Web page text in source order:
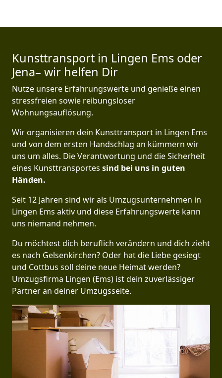
Kunsttransport in Lingen Ems oder
Jena– wir helfen Dir
Nutze unsere Erfahrungswerte und genieße einen
stressfreien sowie reibungsloser
Wohnungsauflösung.
Wir organisieren dein Kunsttransport in Lingen Ems
und von dem ersten Handschlag an kümmern wir
uns um alles. Die Verantwortung und die Sicherheit
eines Kunsttransportes sind bei uns in guten
Händen.
Seit 12 Jahren sind wir als Umzugsunternehmen in
Lingen Ems aktiv und diese Erfahrungswerte kann
uns niemand nehmen.
Du möchtest dich beruflich verändern und dich zieht
es nach Gelsenkirchen? Oder hat die Liebe gesiegt
und Cottbus soll deine neue Heimat werden?
Umzugsfirma Lingen (Ems) ist dein zuverlässiger
Partner an deiner Umzugsseite.